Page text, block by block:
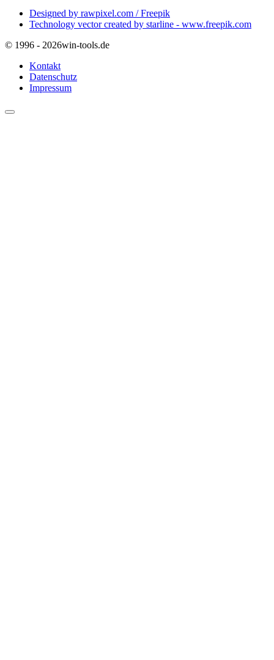
Designed by rawpixel.com / Freepik
Technology vector created by starline - www.freepik.com
© 1996 - 2026win-tools.de
Kontakt
Datenschutz
Impressum